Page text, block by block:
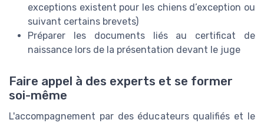
exceptions existent pour les chiens d’exception ou
suivant certains brevets)
Préparer les documents liés au certificat de
naissance lors de la présentation devant le juge
Faire appel à des experts et se former
soi-même
L'accompagnement par des éducateurs qualifiés et le